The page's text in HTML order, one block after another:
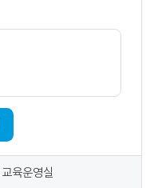
교육운영실